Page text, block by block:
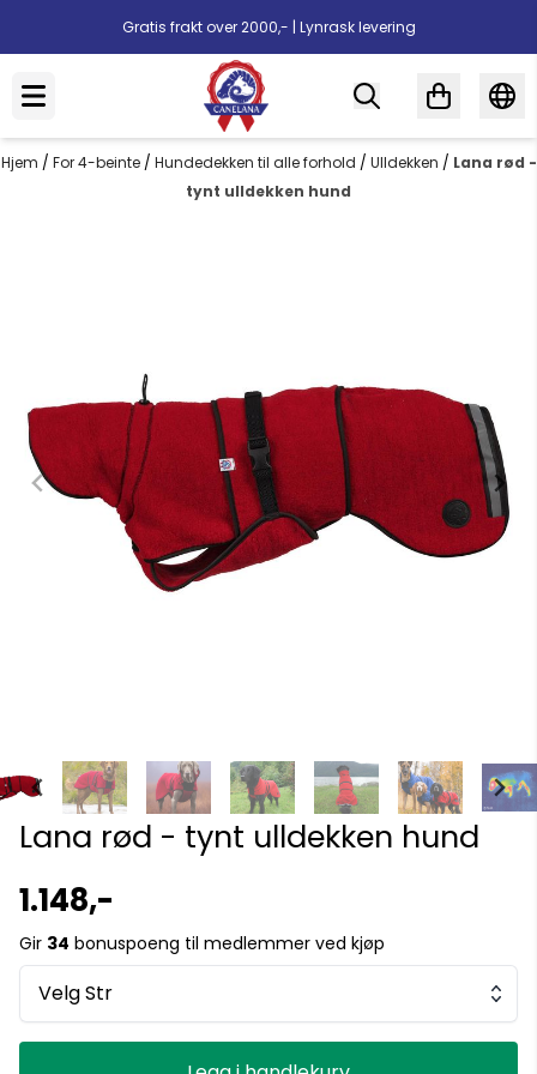
Hopp til innholdGratis frakt over 2000,- | Lynrask levering
Hjem / For 4-beinte / Hundedekken til alle forhold / Ulldekken / Lana rød -
tynt ulldekken hund
Lana rød - tynt ulldekken hund
1.148,-
Gir 34 bonuspoeng til medlemmer ved kjøp
Velg Str